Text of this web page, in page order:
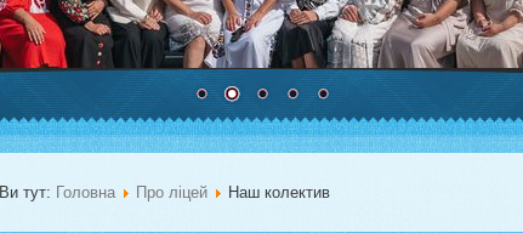
Ви тут: Головна Про ліцей Наш колектив